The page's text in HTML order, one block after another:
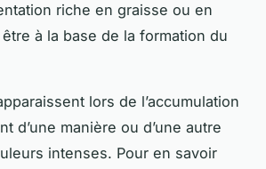
riche en graisse ou en
à la base de la formation du
lors de l’accumulation
d’une manière ou d’une autre
intenses. Pour en savoir